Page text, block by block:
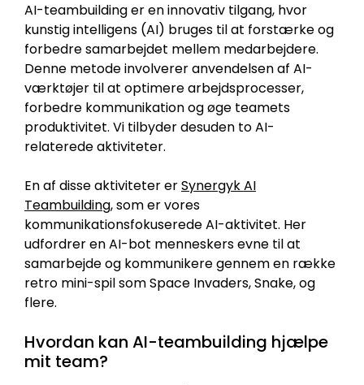
AI-teambuilding er en innovativ tilgang, hvor
kunstig intelligens (AI) bruges til at forstærke og
forbedre samarbejdet mellem medarbejdere.
Denne metode involverer anvendelsen af AI-
værktøjer til at optimere arbejdsprocesser,
forbedre kommunikation og øge teamets
produktivitet. Vi tilbyder desuden to AI-
relaterede aktiviteter.
En af disse aktiviteter erSynergyk AI
Teambuilding, som er vores
kommunikationsfokuserede AI-aktivitet. Her
udfordrer en AI-bot menneskers evne til at
samarbejde og kommunikere gennem en række
retro mini-spil som Space Invaders, Snake, og
flere.
Hvordan kan AI-teambuilding hjælpe
mit team?